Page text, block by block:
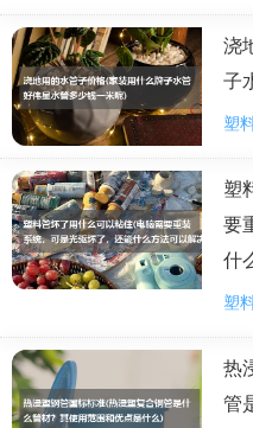
的，没办法，学校限制用热水
水不能太少，加热的时候应该浇
子
塑
塑
要
什
塑
热
管